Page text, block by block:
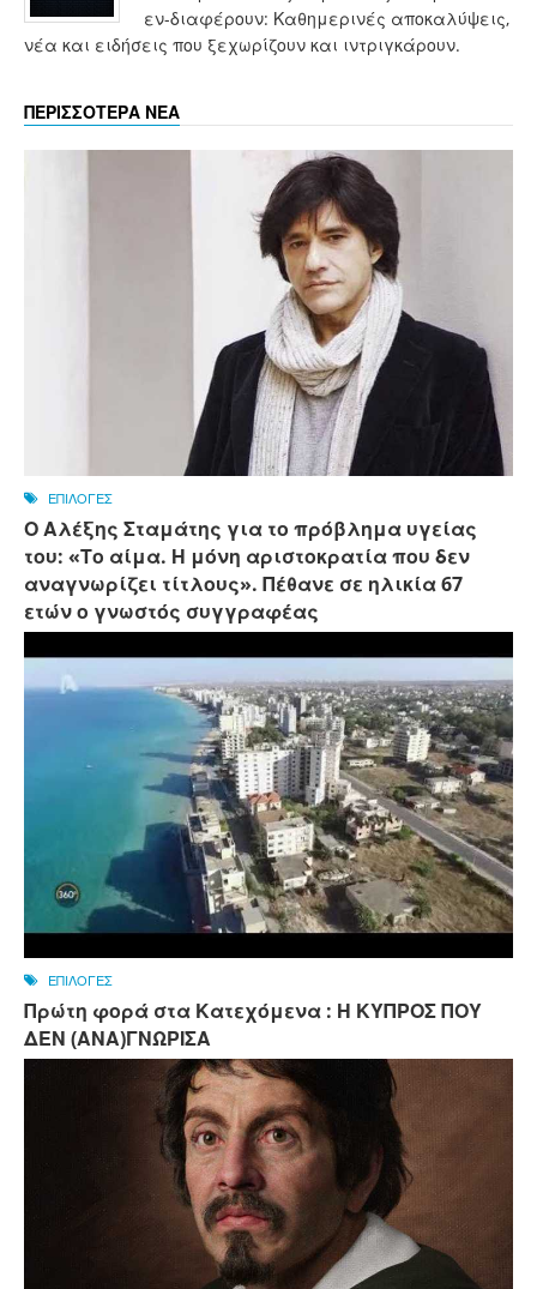
εν-διαφέρουν: Καθημερινές αποκαλύψεις,
νέα και ειδήσεις που ξεχωρίζουν και ιντριγκάρουν.
ΠΕΡΙΣΣΟΤΕΡΑ ΝΕΑ
ΕΠΙΛΟΓΕΣ
Ο Αλέξης Σταμάτης για το πρόβλημα υγείας
του: «Το αίμα. Η μόνη αριστοκρατία που δεν
αναγνωρίζει τίτλους». Πέθανε σε ηλικία 67
ετών ο γνωστός συγγραφέας
ΕΠΙΛΟΓΕΣ
Πρώτη φορά στα Κατεχόμενα : Η ΚΥΠΡΟΣ ΠΟΥ
ΔΕΝ (ΑΝΑ)ΓΝΩΡΙΣΑ